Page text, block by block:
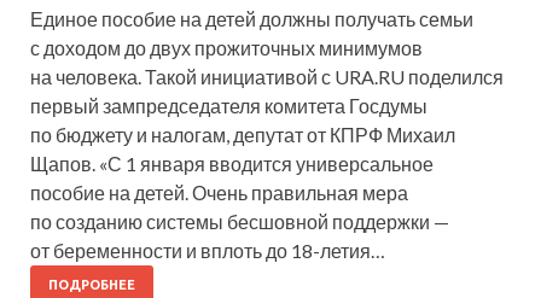
Единое пособие на детей должны получать семьи
с доходом до двух прожиточных минимумов
на человека. Такой инициативой с URA.RU поделился
первый зампредседателя комитета Госдумы
по бюджету и налогам, депутат от КПРФ Михаил
Щапов. «С 1 января вводится универсальное
пособие на детей. Очень правильная мера
по созданию системы бесшовной поддержки —
от беременности и вплоть до 18-летия…
ПОДРОБНЕЕ